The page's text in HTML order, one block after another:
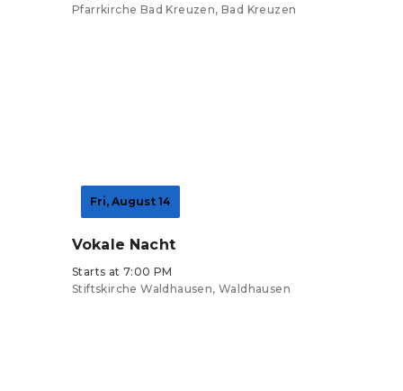
Pfarrkirche Bad Kreuzen, Bad Kreuzen
Fri, August 14
Vokale Nacht
Starts at 7:00 PM
Stiftskirche Waldhausen, Waldhausen